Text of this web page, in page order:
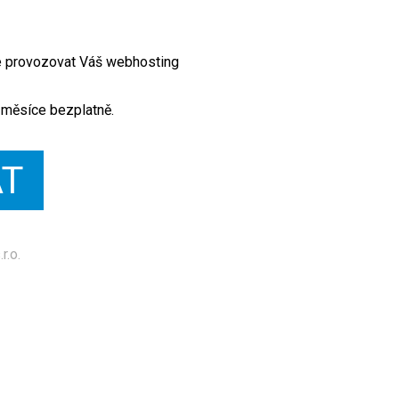
provozovat Váš webhosting
bezplatně.